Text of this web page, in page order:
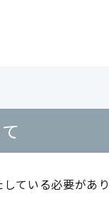
ている必要があ